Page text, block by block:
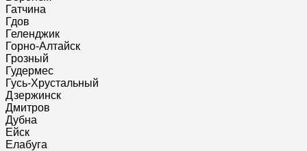
Гатчина
Гдов
Геленджик
Горно-Алтайск
Грозный
Гудермес
Гусь-Хрустальный
Дзержинск
Дмитров
Дубна
Ейск
Елабуга